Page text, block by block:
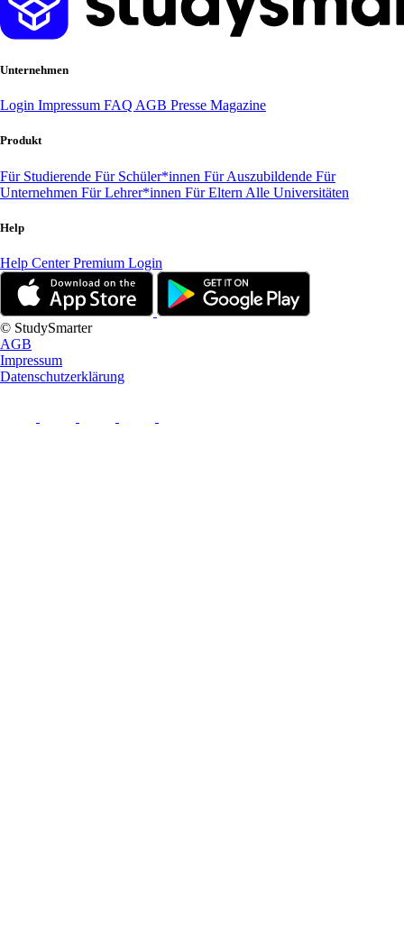
Unternehmen
Login Impressum FAQ AGB Presse Magazine
Produkt
Für Studierende Für Schüler*innen Für Auszubildende Für
Unternehmen Für Lehrer*innen Für Eltern Alle Universitäten
Help
Help CenterPremium Login
© StudySmarter
AGB
Impressum
Datenschutzerklärung